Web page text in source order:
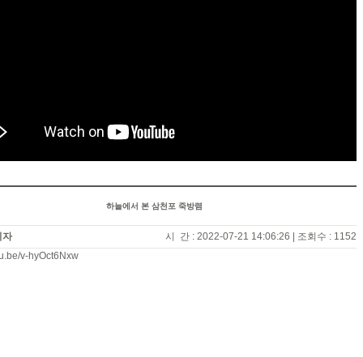
하늘에서 본 삼천포 죽방렴
자 시 간 : 2022-07-21 14:06:26
조회수 : 1152
v-hyOct6Nxw